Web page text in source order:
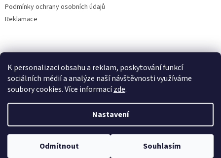
K personalizaci obsahu a reklam, poskytování funkcí
sociálních médií a analýze naší návštěvnosti využíváme
soubory cookies. Více informacízde.
Nastavení
Odmítnout Souhlasím
Podmínky ochrany osobních údajů
Reklamace
Copyright 2026ALBAKMEN. Všechna práva vyhrazena.Upravit